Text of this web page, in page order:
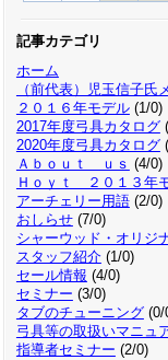
記事カテゴリ
ホーム
（前代表）児玉信子氏
２０１６年モデル(1/0)
2017年度弓具カタログ
2020年度弓具カタログ
Ａｂｏｕｔ ｕｓ (4/0)
Ｈｏｙｔ ２０１３年
アーチェリー用語(2/0)
おしらせ(7/0)
シャーウッド・オリジ
スタッフ紹介(1/0)
セール情報 (4/0)
セミナー (3/0)
タブのチューニング(0/
弓具等の取扱いマニュ
指導者セミナー (2/0)